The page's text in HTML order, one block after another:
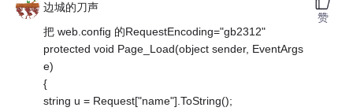
边城的刀声
把 web.config 的RequestEncoding="gb2312"
protected void Page_Load(object sender, EventArgs
e)
{
string u = Request["name"].ToString();
赞